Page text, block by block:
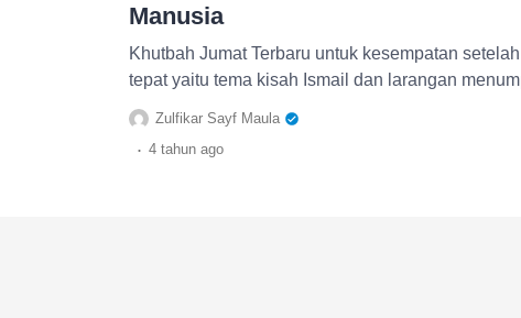
Manusia
Khutbah Jumat Terbaru untuk kesempatan
tepat yaitu tema kisah Ismail dan larangan
Zulfikar Sayf Maula
. 4 tahun ago